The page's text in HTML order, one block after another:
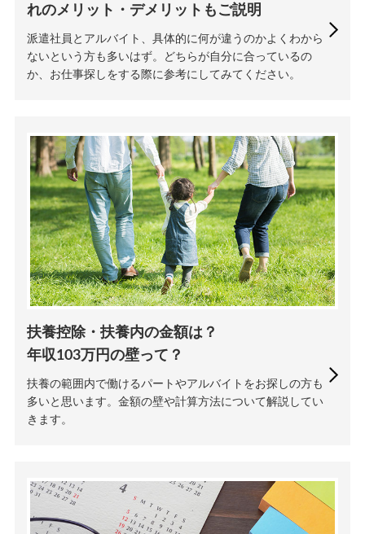
れのメリット・デメリットもご説明
派遣社員とアルバイト、具体的に何が違うのかよくわから
ないという方も多いはず。どちらが自分に合っているの
か、お仕事探しをする際に参考にしてみてください。
扶養控除・扶養内の金額は？
年収103万円の壁って？
扶養の範囲内で働けるパートやアルバイトをお探しの方も
多いと思います。金額の壁や計算方法について解説してい
きます。